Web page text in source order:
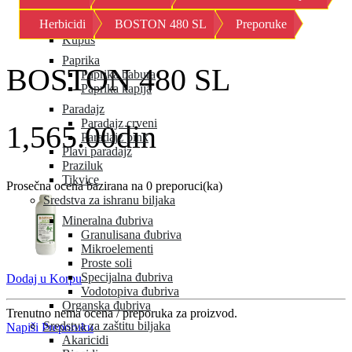
Kornison
Krastavac
Kupus
Paprika
Paprika babura
Paprika kapija
Paradajz
Paradajz crveni
Paradajz pink
Plavi paradajz
Praziluk
Tikvice
Sredstva za ishranu biljaka
Mineralna đubriva
Granulisana đubriva
Mikroelementi
Proste soli
Specijalna đubriva
Vodotopiva đubriva
Organska đubriva
Sredstva za zaštitu biljaka
Akaricidi
Herbicidi BOSTON 480 SL Preporuke
BOSTON 480 SL
1,565.00din
Prosečna ocena bazirana na 0 preporuci(ka)
Dodaj u Korpu
Trenutno nema ocena / preporuka za proizvod.
Napiši Preporuku